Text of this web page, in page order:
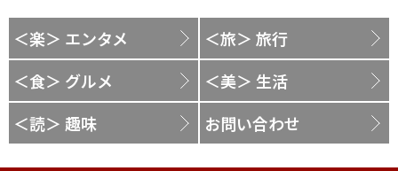
＜楽＞ エンタメ
＜旅＞ 旅行
＜食＞ グルメ
＜美＞ 生活
＜読＞ 趣味
お問い合わせ